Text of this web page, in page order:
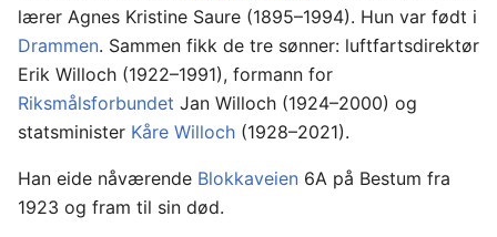
lærer Agnes Kristine Saure (1895–1994). Hun var født i
Drammen. Sammen fikk de tre sønner: luftfartsdirektør
Erik Willoch (1922–1991), formann for
Riksmålsforbundet Jan Willoch (1924–2000) og
statsminister Kåre Willoch (1928–2021).
Han eide nåværende Blokkaveien 6A på Bestum fra
1923 og fram til sin død.